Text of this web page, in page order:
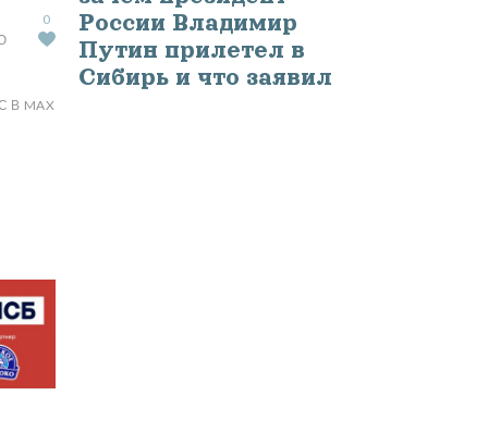
0
В MAX
России Владимир
Путин прилетел в
Сибирь и что заявил